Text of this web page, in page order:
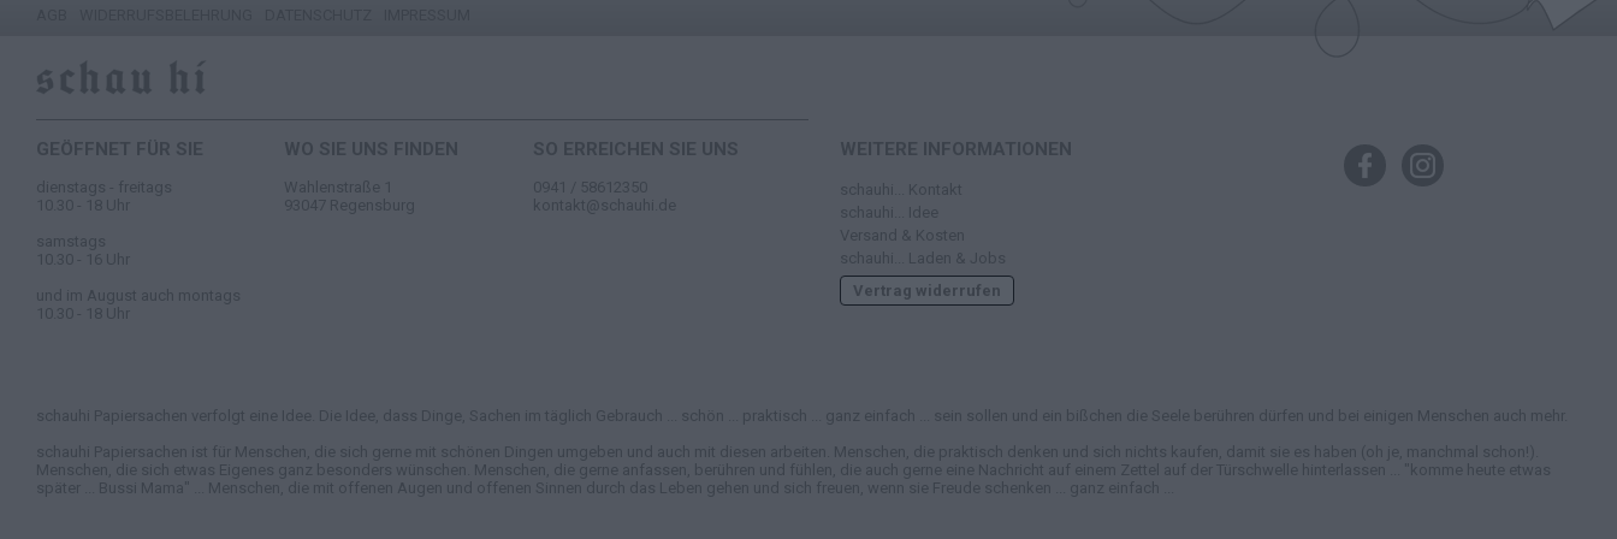
GEÖFFNET FÜR SIE
dienstags - freitags
10.30 - 18 Uhr
samstags
10.30 - 16 Uhr
und im August auch montags
10.30 - 18 Uhr
WO SIE UNS FINDEN
Wahlenstraße 1
93047 Regensburg
SO ERREICHEN SIE UNS
0941 / 58612350
kontakt@schauhi.de
WEITERE INFORMATIONEN
schauhi... Kontakt
schauhi... Idee
Versand & Kosten
schauhi... Laden & Jobs
Vertrag widerrufen
schauhi Papiersachen verfolgt eine Idee. Die Idee, dass Dinge, Sachen im täglich Gebrauch ... schön ... praktisch ... ganz einfach ... sein sollen und ein bißchen die Seele berühren dürfen und bei einigen Menschen auch mehr.
schauhi Papiersachen ist für Menschen, die sich gerne mit schönen Dingen umgeben und auch mit diesen arbeiten. Menschen, die praktisch denken und sich nichts kaufen, damit sie es haben (oh je, manchmal schon!).
Menschen, die sich etwas Eigenes ganz besonders wünschen. Menschen, die gerne anfassen, berühren und fühlen, die auch gerne eine Nachricht auf einem Zettel auf der Türschwelle hinterlassen ... "komme heute etwas
später ... Bussi Mama" ... Menschen, die mit offenen Augen und offenen Sinnen durch das Leben gehen und sich freuen, wenn sie Freude schenken ... ganz einfach ...